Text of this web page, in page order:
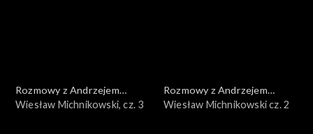
Rozmowy z Andrzejem
Doboszem
Wiesław Michnikowski, cz. 3
Rozmowy z Andrzejem
Doboszem
Wiesław Michnikowski cz. 2